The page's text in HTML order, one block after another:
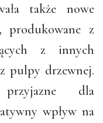
także nowe
produkowane z
z innych
pulpy drzewnej.
przyjazne dla
wpływ na